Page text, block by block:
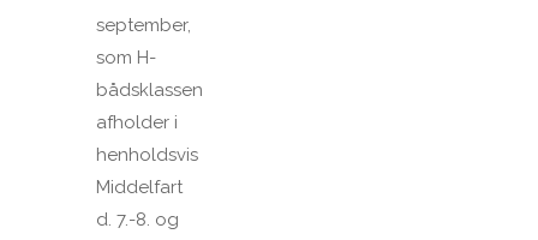
september,
som H-
bådsklassen
afholder i
henholdsvis
Middelfart
d. 7.-8. og